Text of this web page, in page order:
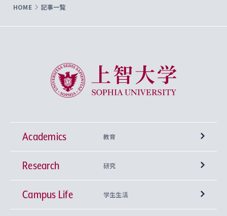
HOME 記事一覧
上智大学 Sophia University
Academics 教育
学部
神学部
興味から学科を探す
Research 研究
研究所 等
Campus Life 学生生活